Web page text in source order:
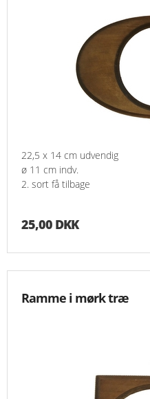
22,5 x 14 cm udvendig
ø 11 cm indv.
2. sort få tilbage
25,00 DKK
Ramme i mørk træ